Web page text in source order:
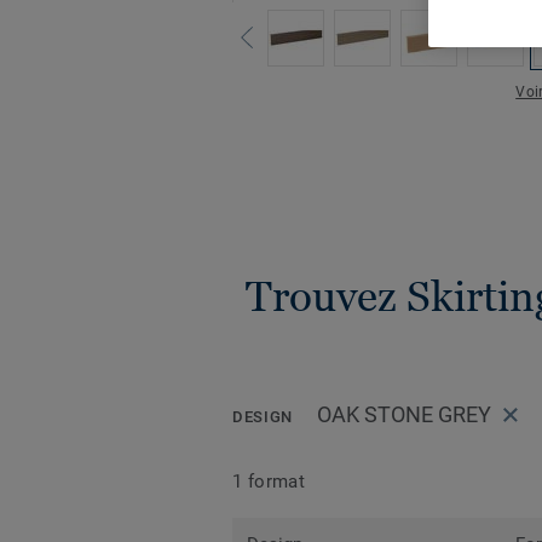
Trouvez
DESIGN OAK STONE GREY
1 format